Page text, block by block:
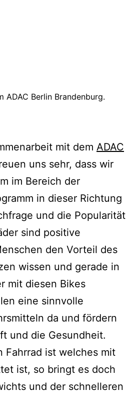
ADAC Berlin Brandenburg.
mit dem ADAC
uns sehr, dass wir
im Bereich der
in dieser Richtung
und die Popularität
sind positive
den Vorteil des
wissen und gerade in
mit diesen Bikes
eine sinnvolle
da und fördern
und die Gesundheit.
Fahrrad ist welches mit
ist, so bringt es doch
und der schnelleren